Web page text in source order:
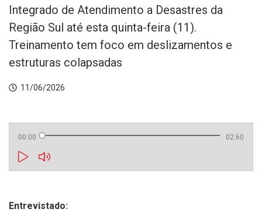
Integrado de Atendimento a Desastres da
Região Sul até esta quinta-feira (11).
Treinamento tem foco em deslizamentos e
estruturas colapsadas
11/06/2026
00:00 02:60
Entrevistado: